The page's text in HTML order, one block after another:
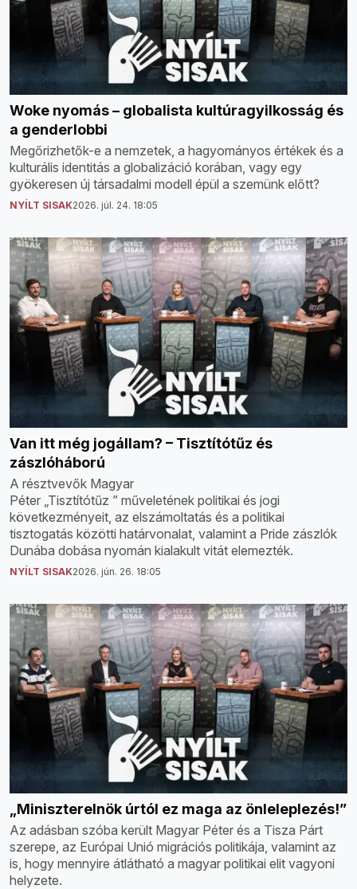
Woke nyomás – globalista kultúragyilkosság és
a genderlobbi
Megőrizhetők-e a nemzetek, a hagyományos értékek és a
kulturális identitás a globalizáció korában, vagy egy
gyökeresen új társadalmi modell épül a szemünk előtt?
NYÍLT SISAK2026. júl. 24. 18:05
Van itt még jogállam? – Tisztítótűz és
zászlóháború
A résztvevők Magyar
Péter „Tisztítótűz ” műveletének politikai és jogi
következményeit, az elszámoltatás és a politikai
tisztogatás közötti határvonalat, valamint a Pride zászlók
Dunába dobása nyomán kialakult vitát elemezték.
NYÍLT SISAK2026. jún. 26. 18:05
„Miniszterelnök úrtól ez maga az önleleplezés!”
Az adásban szóba került Magyar Péter és a Tisza Párt
szerepe, az Európai Unió migrációs politikája, valamint az
is, hogy mennyire átlátható a magyar politikai elit vagyoni
helyzete.